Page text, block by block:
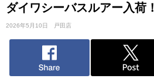
ダイワシーバスルアー入荷！
2026年5月10日 戸田店